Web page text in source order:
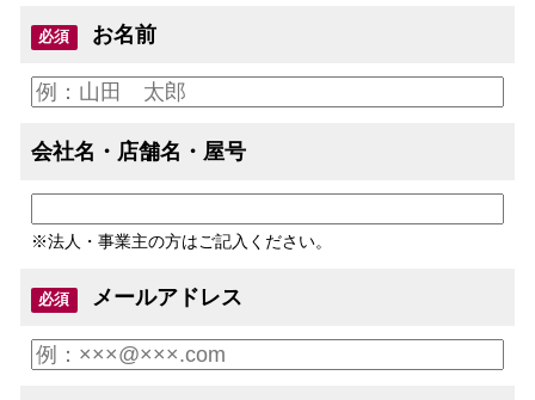
必須 お名前
会社名・店舗名・屋号
※法人・事業主の方はご記入ください。
必須 メールアドレス